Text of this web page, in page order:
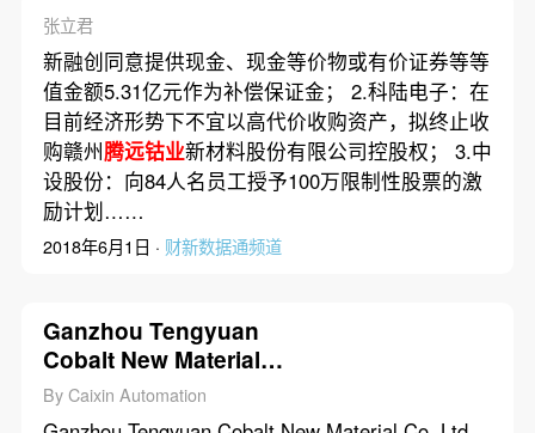
张立君
新融创同意提供现金、现金等价物或有价证券等等
值金额5.31亿元作为补偿保证金； 2.科陆电子：在
目前经济形势下不宜以高代价收购资产，拟终止收
购赣州腾远钴业新材料股份有限公司控股权； 3.中
设股份：向84人名员工授予100万限制性股票的激
励计划……
2018年6月1日 · 财新数据通频道
Ganzhou Tengyuan
Cobalt New Material
Co.,Ltd.’s Net Profit
Dropped 76.1% in 2022
By Caixin Automation